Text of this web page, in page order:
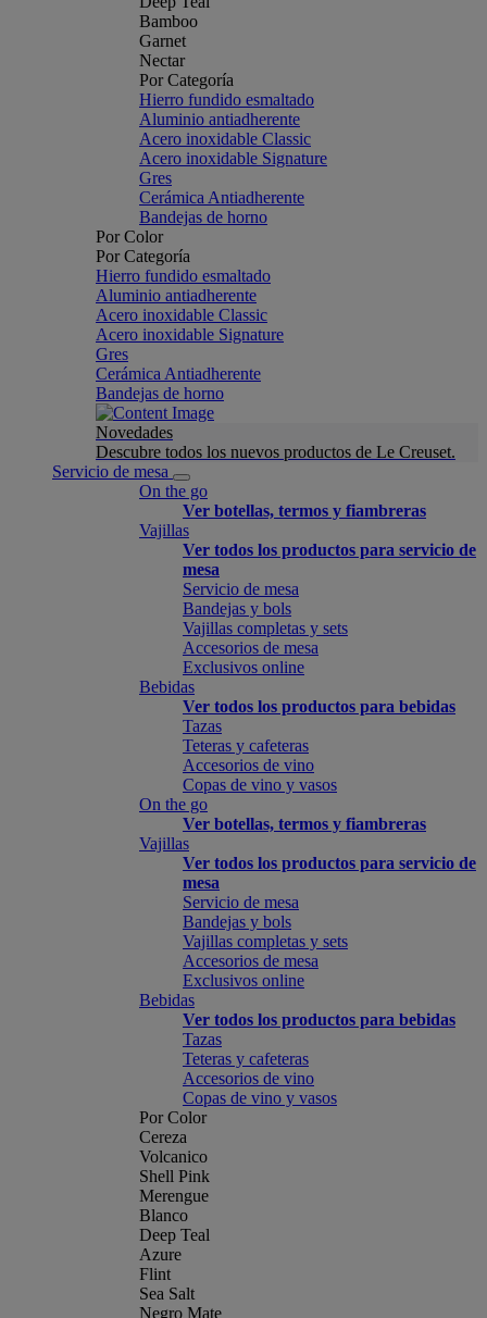
Bamboo
Garnet
Nectar
Por Categoría
Hierro fundido esmaltado
Aluminio antiadherente
Acero inoxidable Classic
Acero inoxidable Signature
Gres
Cerámica Antiadherente
Bandejas de horno
Por Color
Por Categoría
Hierro fundido esmaltado
Aluminio antiadherente
Acero inoxidable Classic
Acero inoxidable Signature
Gres
Cerámica Antiadherente
Bandejas de horno
Novedades
Descubre todos los nuevos productos de Le Creuset.
Servicio de mesa
On the go
Ver botellas, termos y fiambreras
Vajillas
Ver todos los productos para servicio de
mesa
Servicio de mesa
Bandejas y bols
Vajillas completas y sets
Accesorios de mesa
Exclusivos online
Bebidas
Ver todos los productos para bebidas
Tazas
Teteras y cafeteras
Accesorios de vino
Copas de vino y vasos
On the go
Ver botellas, termos y fiambreras
Vajillas
Ver todos los productos para servicio de
mesa
Servicio de mesa
Bandejas y bols
Vajillas completas y sets
Accesorios de mesa
Exclusivos online
Bebidas
Ver todos los productos para bebidas
Tazas
Teteras y cafeteras
Accesorios de vino
Copas de vino y vasos
Por Color
Cereza
Volcanico
Shell Pink
Merengue
Blanco
Deep Teal
Azure
Flint
Sea Salt
Negro Mate